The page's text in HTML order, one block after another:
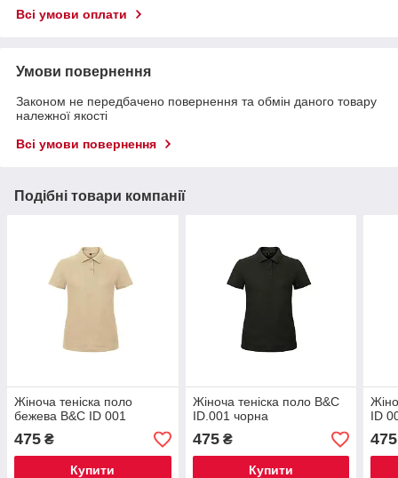
Всі умови оплати
Умови повернення
Законом не передбачено повернення та обмін даного товару
належної якості
Всі умови повернення
Подібні товари компанії
Жіноча теніска поло
бежева B&C ID 001
475 ₴
Купити
Жіноча теніска поло B&C
ID.001 чорна
475₴
Купити
ID
475